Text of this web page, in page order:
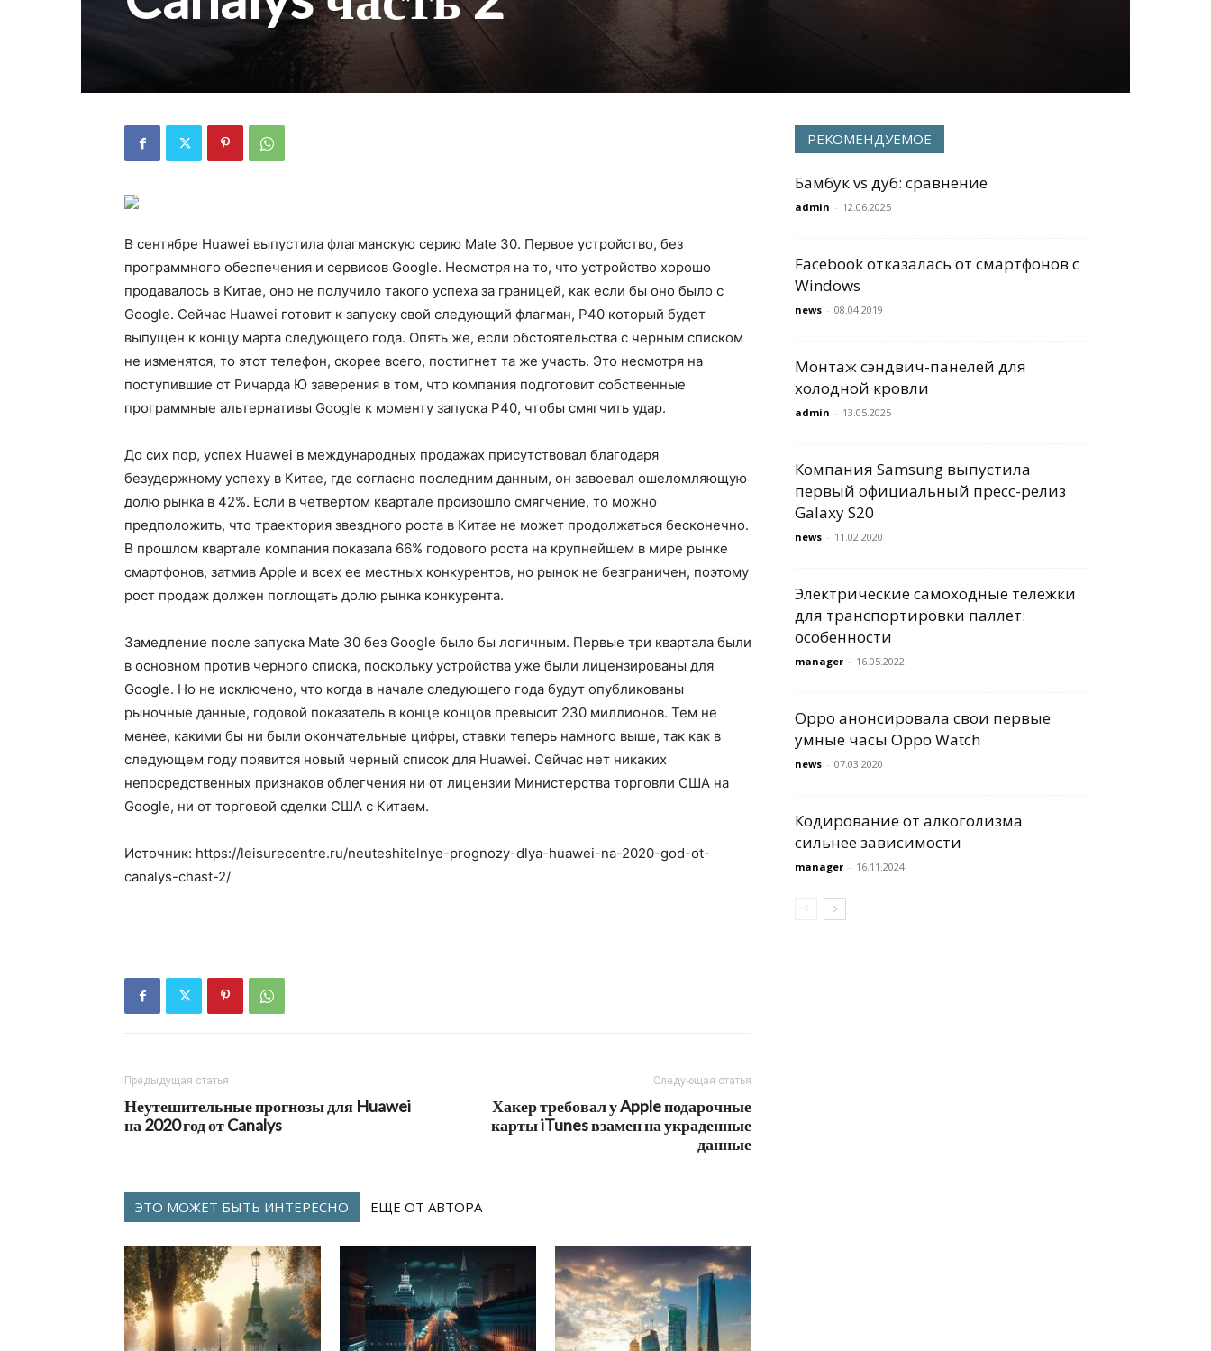
В сентябре Huawei выпустила флагманскую серию Mate 30. Первое устройство, без
программного обеспечения и сервисов Google. Несмотря на то, что устройство хорошо
продавалось в Китае, оно не получило такого успеха за границей, как если бы оно было с
Google. Сейчас Huawei готовит к запуску свой следующий флагман, P40 который будет
выпущен к концу марта следующего года. Опять же, если обстоятельства с черным списком
не изменятся, то этот телефон, скорее всего, постигнет та же участь. Это несмотря на
поступившие от Ричарда Ю заверения в том, что компания подготовит собственные
программные альтернативы Google к моменту запуска P40, чтобы смягчить удар.
До сих пор, успех Huawei в международных продажах присутствовал благодаря
безудержному успеху в Китае, где согласно последним данным, он завоевал ошеломляющую
долю рынка в 42%. Если в четвертом квартале произошло смягчение, то можно
предположить, что траектория звездного роста в Китае не может продолжаться бесконечно.
В прошлом квартале компания показала 66% годового роста на крупнейшем в мире рынке
смартфонов, затмив Apple и всех ее местных конкурентов, но рынок не безграничен, поэтому
рост продаж должен поглощать долю рынка конкурента.
Замедление после запуска Mate 30 без Google было бы логичным. Первые три квартала были
в основном против черного списка, поскольку устройства уже были лицензированы для
Google. Но не исключено, что когда в начале следующего года будут опубликованы
рыночные данные, годовой показатель в конце концов превысит 230 миллионов. Тем не
менее, какими бы ни были окончательные цифры, ставки теперь намного выше, так как в
следующем году появится новый черный список для Huawei. Сейчас нет никаких
непосредственных признаков облегчения ни от лицензии Министерства торговли США на
Google, ни от торговой сделки США с Китаем.
Источник: https://leisurecentre.ru/neuteshitelnye-prognozy-dlya-huawei-na-2020-god-ot-
canalys-chast-2/
Предыдущая статья
Неутешительные прогнозы для Huawei
на 2020 год от Canalys
Следующая статья
Хакер требовал у Apple подарочные
карты iTunes взамен на украденные
данные
ЭТО МОЖЕТ БЫТЬ ИНТЕРЕСНО ЕЩЕ ОТ АВТОРА
РЕКОМЕНДУЕМОЕ
Бамбук vs дуб: сравнение
admin - 12.06.2025
Facebook отказалась от смартфонов с
Windows
news - 08.04.2019
Монтаж сэндвич-панелей для
холодной кровли
admin - 13.05.2025
Компания Samsung выпустила
первый официальный пресс-релиз
Galaxy S20
news - 11.02.2020
Электрические самоходные тележки
для транспортировки паллет:
особенности
manager - 16.05.2022
Oppo анонсировала свои первые
умные часы Oppo Watch
news - 07.03.2020
Кодирование от алкоголизма
сильнее зависимости
manager - 16.11.2024